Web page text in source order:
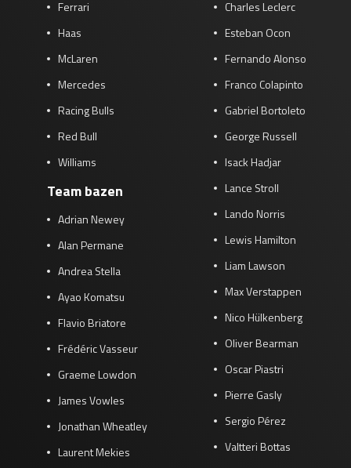
Ferrari
Haas
McLaren
Mercedes
Racing Bulls
Red Bull
Williams
Team bazen
Adrian Newey
Alan Permane
Andrea Stella
Ayao Komatsu
Flavio Briatore
Frédéric Vasseur
Graeme Lowdon
James Vowles
Jonathan Wheatley
Laurent Mekies
Charles Leclerc
Esteban Ocon
Fernando Alonso
Franco Colapinto
Gabriel Bortoleto
George Russell
Isack Hadjar
Lance Stroll
Lando Norris
Lewis Hamilton
Liam Lawson
Max Verstappen
Nico Hülkenberg
Oliver Bearman
Oscar Piastri
Pierre Gasly
Sergio Pérez
Valtteri Bottas